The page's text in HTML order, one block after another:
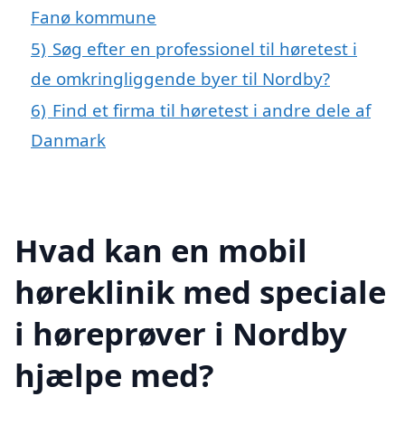
Fanø kommune
5) Søg efter en professionel til høretest i
de omkringliggende byer til Nordby?
6) Find et firma til høretest i andre dele af
Danmark
Hvad kan en mobil
høreklinik med speciale
i høreprøver i Nordby
hjælpe med?